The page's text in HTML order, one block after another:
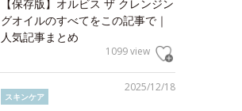
【保存版】オルビス ザ クレンジン
グオイルのすべてをこの記事で｜
人気記事まとめ
1099 view
2025/12/18
スキンケア